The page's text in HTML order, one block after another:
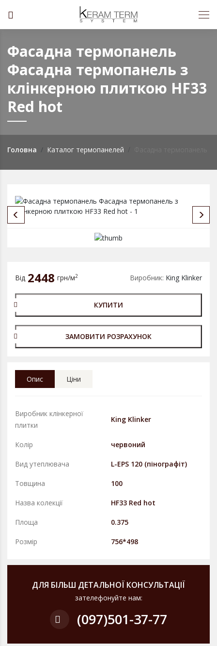
Фасадна термопанель
Фасадна термопанель з
клінкерною плиткою HF33
Red hot
Головна Каталог термопанелей Фасадна термопанель з
Від 2448 грн/м2 Виробник: King Klinker
КУПИТИ
ЗАМОВИТИ РОЗРАХУНОК
Опис Ціни
Виробник клінкерної
плитки
King Klinker
Колір червоний
Вид утеплювача L-EPS 120 (пінографіт)
Товщина 100
Назва колекції HF33 Red hot
Площа 0.375
Розмір 756*498
ДЛЯ БІЛЬШ ДЕТАЛЬНОЇ КОНСУЛЬТАЦІЇ
зателефонуйте нам:
(097)501-37-77